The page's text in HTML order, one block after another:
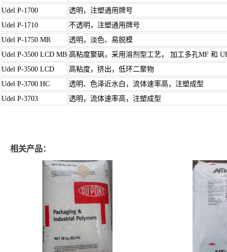
Udel P-1700
透明，注塑通用牌号
Udel P-1710
不透明，注塑通用牌号
Udel P-1750 MR
透明，淡色、易脱模
Udel P-3500 LCD MB 高粘度聚砜，采用溶剂型工艺， 加工多孔MF 和
Udel P-3500 LCD
高粘度，挤出，低环二聚物
Udel P-3700 HC
透明、色泽近水白，流体速率高，注塑成型
Udel P-3703
透明，流体速率高，注塑成型
相关产品：